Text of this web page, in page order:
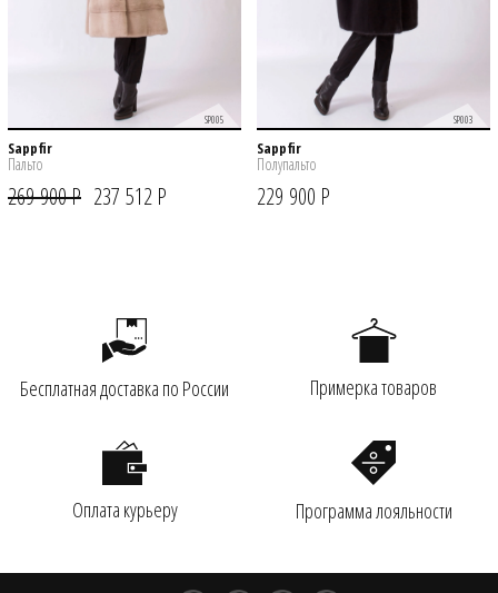
SP005
Sappfir
Пальто
269 900 Р 237 512 Р
SP003
Sappfir
Полупальто
229 900 Р
Бесплатная доставка по России Примерка товаров
Оплата курьеру Программа лояльности